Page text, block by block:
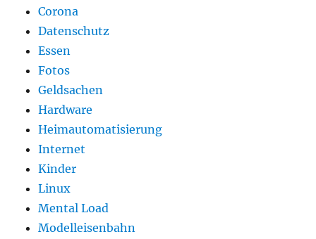
Corona
Datenschutz
Essen
Fotos
Geldsachen
Hardware
Heimautomatisierung
Internet
Kinder
Linux
Mental Load
Modelleisenbahn